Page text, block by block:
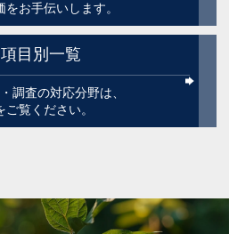
お手伝いします。
目別一覧
調査の対応分野は、
ご覧ください。